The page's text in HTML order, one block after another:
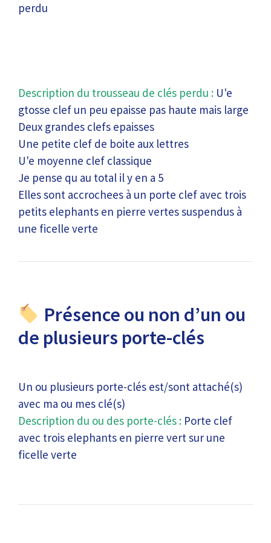
perdu
Description du trousseau de clés perdu : U'e
gtosse clef un peu epaisse pas haute mais large
Deux grandes clefs epaisses
Une petite clef de boite aux lettres
U'e moyenne clef classique
Je pense qu au total il y en a 5
Elles sont accrochees à un porte clef avec trois
petits elephants en pierre vertes suspendus à
une ficelle verte
Présence ou non d’un ou
de plusieurs porte-clés
Un ou plusieurs porte-clés est/sont attaché(s)
avec ma ou mes clé(s)
Description du ou des porte-clés : Porte clef
avec trois elephants en pierre vert sur une
ficelle verte